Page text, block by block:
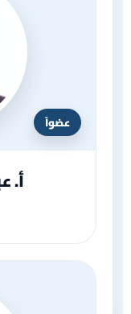
عضواً
أ.